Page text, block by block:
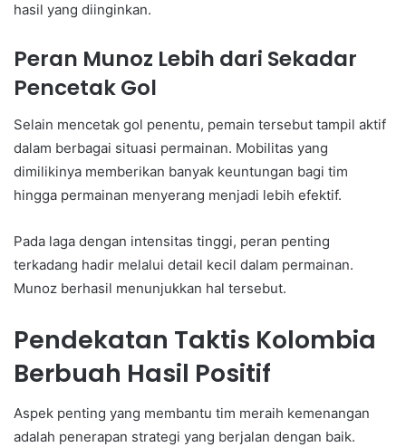
hasil yang diinginkan.
Peran Munoz Lebih dari Sekadar
Pencetak Gol
Selain mencetak gol penentu, pemain tersebut tampil aktif
dalam berbagai situasi permainan. Mobilitas yang
dimilikinya memberikan banyak keuntungan bagi tim
hingga permainan menyerang menjadi lebih efektif.
Pada laga dengan intensitas tinggi, peran penting
terkadang hadir melalui detail kecil dalam permainan.
Munoz berhasil menunjukkan hal tersebut.
Pendekatan Taktis Kolombia
Berbuah Hasil Positif
Aspek penting yang membantu tim meraih kemenangan
adalah penerapan strategi yang berjalan dengan baik.